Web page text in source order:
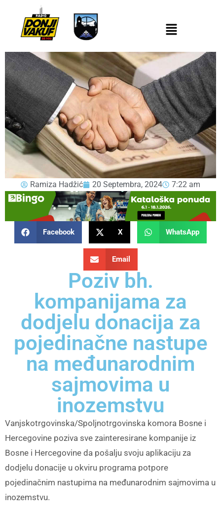
Ramiza Hadžić 20 Septembra, 2024 7:22 am
Facebook X WhatsApp
Email
Poziv bh.
kompanijama za
dodjelu donacija za
pojedinačne nastupe
na međunarodnim
sajmovima u
inozemstvu
Vanjskotrgovinska/Spoljnotrgovinska komora Bosne i
Hercegovine poziva sve zainteresirane kompanije iz
Bosne i Hercegovine da pošalju svoju aplikaciju za
dodjelu donacije u okviru programa potpore
pojedinačnim nastupima na međunarodnim sajmovima u
inozemstvu.